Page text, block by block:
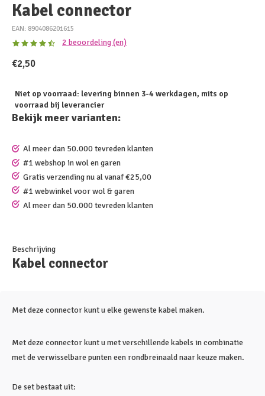
Kabel connector
EAN: 8904086201615
2 beoordeling (en)
€2,50
Niet op voorraad: levering binnen 3-4 werkdagen, mits op
voorraad bij leverancier
Bekijk meer varianten:
Al meer dan 50.000 tevreden klanten
#1 webshop in wol en garen
Gratis verzending nu al vanaf €25,00
#1 webwinkel voor wol & garen
Al meer dan 50.000 tevreden klanten
Beschrijving
Kabel connector
Met deze connector kunt u elke gewenste kabel maken.
Met deze connector kunt u met verschillende kabels in combinatie
met de verwisselbare punten een rondbreinaald naar keuze maken.
De set bestaat uit: